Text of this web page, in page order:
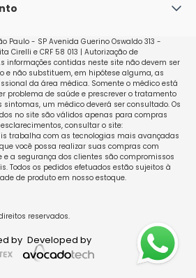
Paulo - SP Avenida Guerino Oswaldo 313 -
Cirelli e CRF 58 013 | Autorização de
informações contidas neste site não devem ser
e não substituem, em hipótese alguma, as
da área médica. Somente o médico está
problema de saúde e prescrever o tratamento
sintomas, um médico deverá ser consultado. Os
no site são válidos apenas para compras
consultar o site:
trabalha com as tecnologias mais avançadas
você possa realizar suas compras com
a segurança dos clientes são compromissos
Todos os pedidos efetuados estão sujeitos à
de produto em nosso estoque.
reservados.
by Developed by